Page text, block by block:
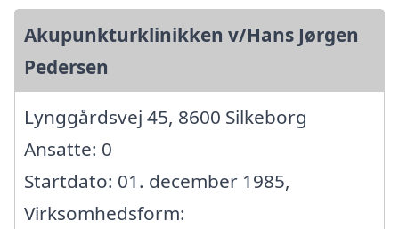
Akupunkturklinikken v/Hans Jørgen
Pedersen
Lynggårdsvej 45, 8600 Silkeborg
Ansatte: 0
Startdato: 01. december 1985,
Virksomhedsform: